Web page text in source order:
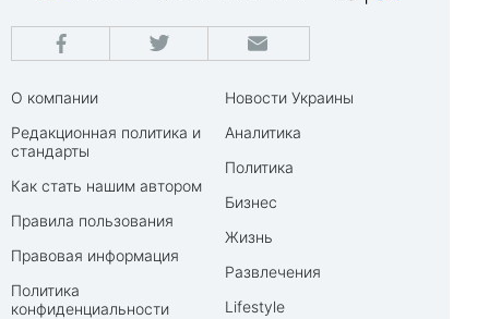
О компании
Редакционная политика и
стандарты
Как стать нашим автором
Правила пользования
Правовая информация
Политика
конфиденциальности
Новости Украины
Аналитика
Политика
Бизнес
Жизнь
Развлечения
Lifestyle